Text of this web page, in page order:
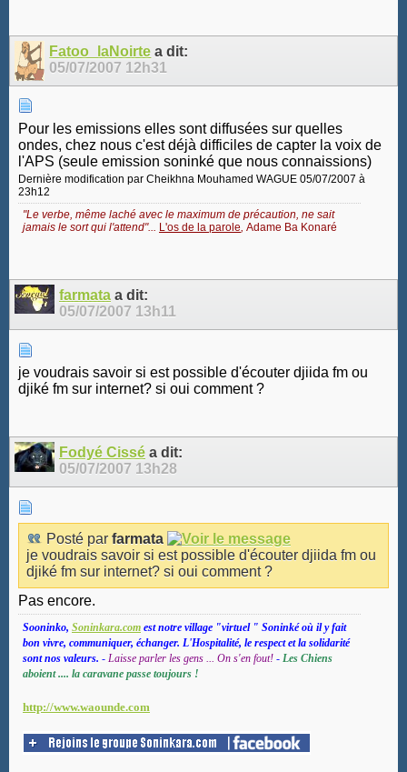
Fatoo_laNoirte a dit:
05/07/2007 12h31
Pour les emissions elles sont diffusées sur quelles
ondes, chez nous c'est déjà difficiles de capter la voix de
l'APS (seule emission soninké que nous connaissions)
Dernière modification par Cheikhna Mouhamed WAGUE 05/07/2007 à
23h12
"Le verbe, même laché avec le maximum de précaution, ne sait
jamais le sort qui l'attend"... L'os de la parole, Adame Ba Konaré
farmata a dit:
05/07/2007 13h11
je voudrais savoir si est possible d'écouter djiida fm ou
djiké fm sur internet? si oui comment ?
Fodyé Cissé a dit:
05/07/2007 13h28
Posté par farmata
je voudrais savoir si est possible d'écouter djiida fm ou
djiké fm sur internet? si oui comment ?
Pas encore.
Sooninko, Soninkara.com est notre village "virtuel " Soninké où il y fait
bon vivre, communiquer, échanger. L'Hospitalité, le respect et la solidarité
sont nos valeurs. - Laisse parler les gens ... On s'en fout! - Les Chiens
aboient .... la caravane passe toujours !
http://www.waounde.com